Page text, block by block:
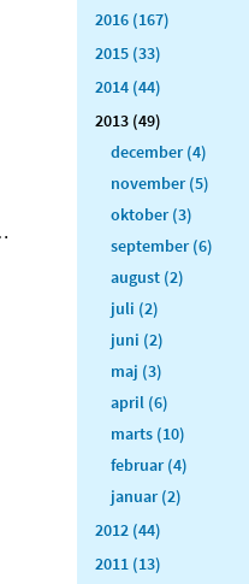
2016 (167)
2015 (33)
2014 (44)
2013 (49)
december (4)
november (5)
oktober (3)
september (6)
august (2)
juli (2)
juni (2)
maj (3)
april (6)
marts (10)
februar (4)
januar (2)
2012 (44)
2011 (13)